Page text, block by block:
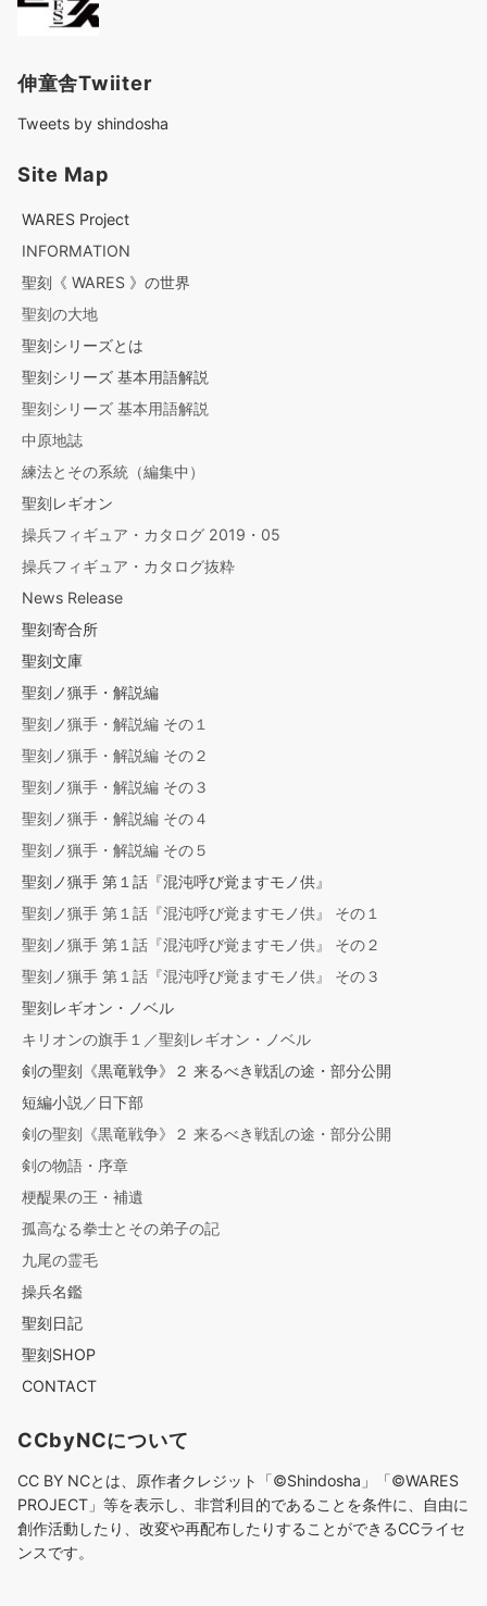
伸童舎Twiiter
Tweets by shindosha
Site Map
WARES Project
INFORMATION
聖刻《 WARES 》の世界
聖刻の大地
聖刻シリーズとは
聖刻シリーズ 基本用語解説
聖刻シリーズ 基本用語解説
中原地誌
練法とその系統（編集中）
聖刻レギオン
操兵フィギュア・カタログ 2019・05
操兵フィギュア・カタログ抜粋
News Release
聖刻寄合所
聖刻文庫
聖刻ノ猟手・解説編
聖刻ノ猟手・解説編 その１
聖刻ノ猟手・解説編 その２
聖刻ノ猟手・解説編 その３
聖刻ノ猟手・解説編 その４
聖刻ノ猟手・解説編 その５
聖刻ノ猟手 第１話『混沌呼び覚ますモノ供』
聖刻ノ猟手 第１話『混沌呼び覚ますモノ供』 その１
聖刻ノ猟手 第１話『混沌呼び覚ますモノ供』 その２
聖刻ノ猟手 第１話『混沌呼び覚ますモノ供』 その３
聖刻レギオン・ノベル
キリオンの旗手１／聖刻レギオン・ノベル
剣の聖刻《黒竜戦争》２ 来るべき戦乱の途・部分公開
短編小説／日下部
剣の聖刻《黒竜戦争》２ 来るべき戦乱の途・部分公開
剣の物語・序章
梗醍果の王・補遺
孤高なる拳士とその弟子の記
九尾の霊毛
操兵名鑑
聖刻日記
聖刻SHOP
CONTACT
CCbyNCについて
CC BY NCとは、原作者クレジット「©︎Shindosha」「©︎WARES
PROJECT」等を表示し、非営利目的であることを条件に、自由に
創作活動したり、改変や再配布したりすることができるCCライセ
ンスです。